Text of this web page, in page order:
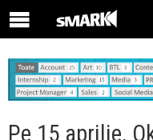
Pe 15 aprilie,